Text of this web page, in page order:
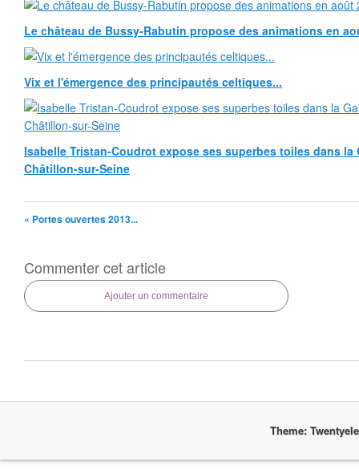
Le château de Bussy-Rabutin propose des animations en
Vix et l'émergence des principautés celtiques...
Isabelle Tristan-Coudrot expose ses superbes toiles dans la
Châtillon-sur-Seine
« Portes ouvertes 2013...
Commenter cet article
Ajouter un commentaire
Theme: